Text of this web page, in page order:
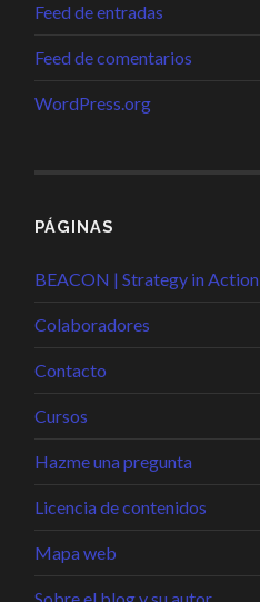
Feed de entradas
Feed de comentarios
WordPress.org
PÁGINAS
BEACON | Strategy in Action
Colaboradores
Contacto
Cursos
Hazme una pregunta
Licencia de contenidos
Mapa web